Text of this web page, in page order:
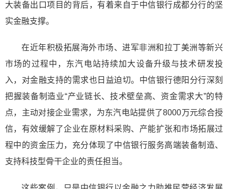
大装备出口项目的背后，有着来自于中信银行成都分行的坚
实金融支撑。
在近年积极拓展海外市场、进军非洲和拉丁美洲等新兴
市场的过程中，东汽电站持续加大设备升级与技术研发投
入，对金融支持的需求也日益迫切。中信银行德阳分行深刻
把握装备制造业“产业链长、技术壁垒高、资金需求大”的特
点，主动对接企业需求，为东汽电站提供了8000万元综合授
信，有效缓解了企业在原材料采购、产能扩张和市场拓展过
程中的资金压力，充分体现了中信银行服务高端装备制造、
支持科技型骨干企业的责任担当。